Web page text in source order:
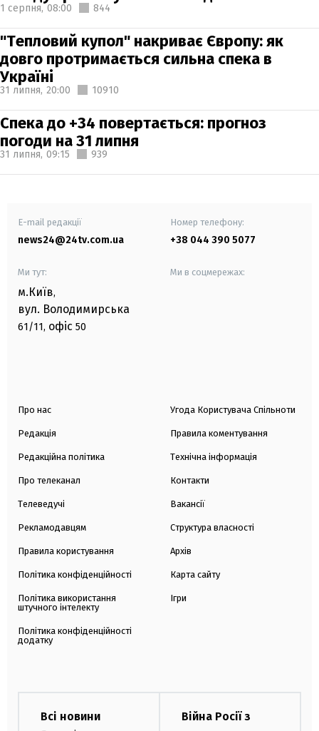
1 серпня, 08:00 844
"Тепловий купол" накриває Європу: як
довго протримається сильна спека в
Україні
31 липня, 20:00 10910
Спека до +34 повертається: прогноз
погоди на 31 липня
31 липня, 09:15 939
E-mail редакції
news24@24tv.com.ua
Номер телефону:
+38 044 390 5077
Ми тут:
м.Київ,
вул. Володимирська
61/11, офіс 50
Ми в соцмережах:
Про нас
Редакція
Редакційна політика
Про телеканал
Телеведучі
Рекламодавцям
Правила користування
Політика конфіденційності
Політика використання
штучного інтелекту
Політика конфіденційності
додатку
Угода Користувача Спільноти
Правила коментування
Технічна інформація
Контакти
Вакансії
Структура власності
Архів
Карта сайту
Ігри
Всі новини
Війна Росії з